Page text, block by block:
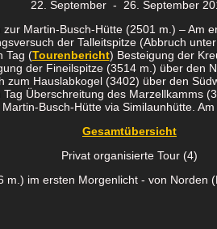
22. September - 26. September
Martin-Busch-Hütte (2501 m.) – Am
der Talleitspitze (Abbruch
Tag (Tourenbericht) Besteigung der
der Fineilspitze (3514 m.) über den
zum Hauslabkogel (3402) über den
Überschreitung des Marzellkamms
Busch-Hütte via Similaunhütte.
Gesamtübersicht
Privat organisierte Tour (4)
m.) im ersten Morgenlicht - von Norden